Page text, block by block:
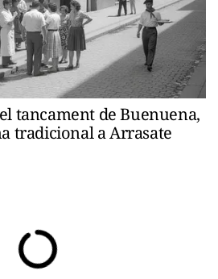
tancament de Buenuena,
tradicional a Arrasate